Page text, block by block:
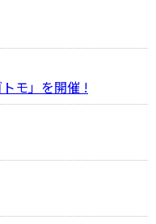
モ」を開催 !